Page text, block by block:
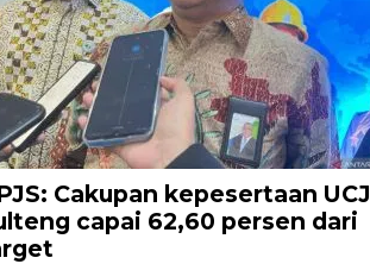
Cakupan kepesertaan UCJ
capai 62,60 persen dari